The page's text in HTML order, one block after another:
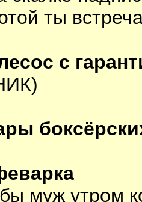
ты
с
муж утром